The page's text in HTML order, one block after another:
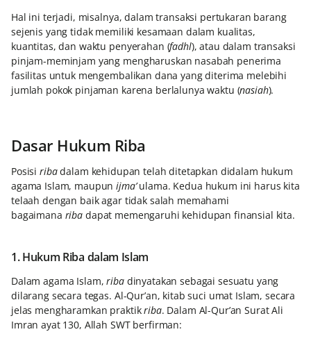
Hal ini terjadi, misalnya, dalam transaksi pertukaran barang
sejenis yang tidak memiliki kesamaan dalam kualitas,
kuantitas, dan waktu penyerahan (fadhl), atau dalam transaksi
pinjam-meminjam yang mengharuskan nasabah penerima
fasilitas untuk mengembalikan dana yang diterima melebihi
jumlah pokok pinjaman karena berlalunya waktu (nasiah).
Dasar Hukum Riba
Posisiribadalam kehidupan telah ditetapkan didalam hukum
agama Islam, maupunijma’ulama. Kedua hukum ini harus kita
telaah dengan baik agar tidak salah memahami
bagaimana riba dapat memengaruhi kehidupan finansial kita.
1. Hukum Riba dalam Islam
Dalam agama Islam,ribadinyatakan sebagai sesuatu yang
dilarang secara tegas. Al-Qur’an, kitab suci umat Islam, secara
jelas mengharamkan praktikriba. Dalam Al-Qur’an Surat Ali
Imran ayat 130, Allah SWT berfirman: